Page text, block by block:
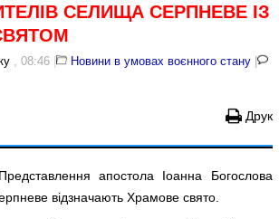
СЕЛИЩА СЕРПНЕВЕ ІЗ
, 08:46 | Новини в умовах воєнного стану |
Друк
апостола Іоанна Богослова
відзначають Храмове свято.